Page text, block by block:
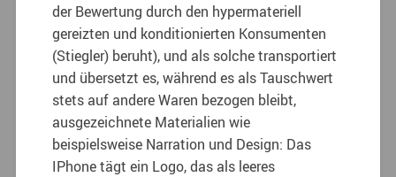
der Bewertung durch den hypermateriell
gereizten und konditionierten Konsumenten
(Stiegler) beruht), und als solche transportiert
und übersetzt es, während es als Tauschwert
stets auf andere Waren bezogen bleibt,
ausgezeichnete Materialien wie
beispielsweise Narration und Design: Das
IPhone tägt ein Logo, das als leeres